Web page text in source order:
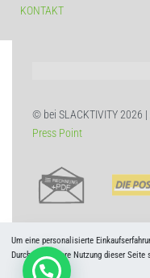
KONTAKT
© bei SLACKTIVITY 2026
Press Point
Um eine personalisierte
Durch die weitere Nutzung dieser